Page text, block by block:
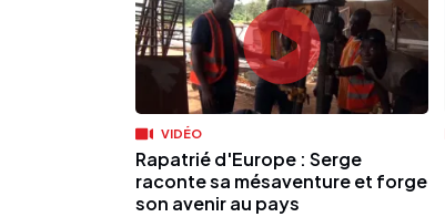
VIDÉO
Rapatrié d'Europe : Serge
raconte sa mésaventure et forge
son avenir au pays